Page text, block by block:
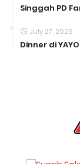
Singgah PD
July 27, 2026
Dinner di